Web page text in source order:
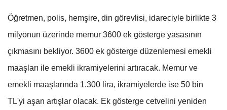
Öğretmen, polis, hemşire, din görevlisi, idareciyle birlikte 3
milyonun üzerinde memur 3600 ek gösterge yasasının
çıkmasını bekliyor. 3600 ek gösterge düzenlemesi emekli
maaşları ile emekli ikramiyelerini artıracak. Memur ve
emekli maaşlarında 1.300 lira, ikramiyelerde ise 50 bin
TL'yi aşan artışlar olacak. Ek gösterge cetvelini yeniden